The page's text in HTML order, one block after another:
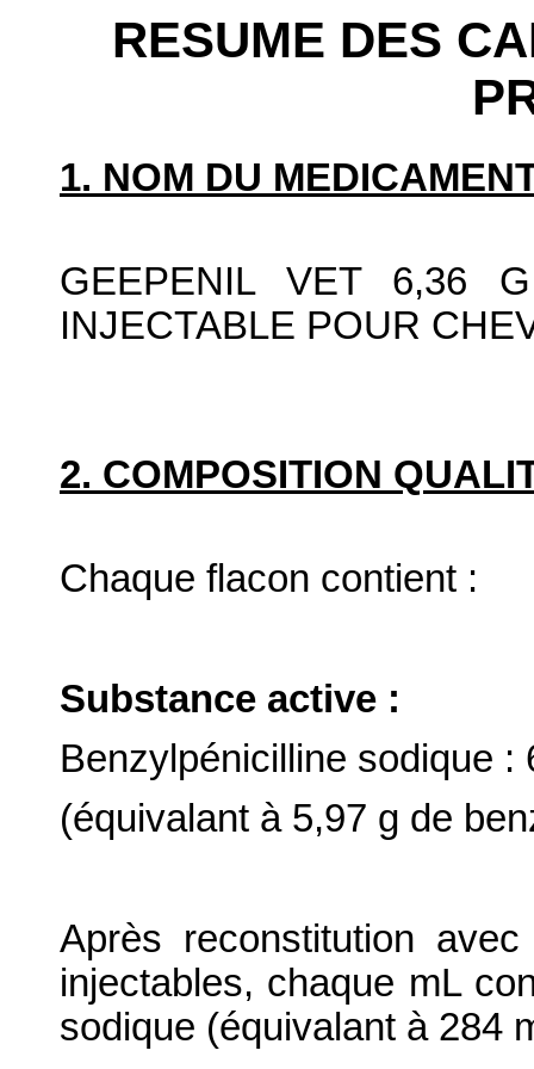
RESUME DES
1. NOM DU
GEEPENIL VET 6,36
INJECTABLE POUR
2. COMPOSITION
Chaque flacon contient :
Substance active :
Benzylpénicilline sodique :
(équivalant à 5,97 g de
Après reconstitution
injectables, chaque mL
sodique (équivalant à 284